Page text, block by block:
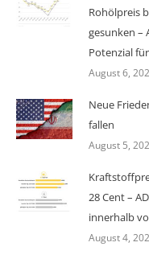
Rohölpreis
gesunken –
Potenzial
August 6,
Neue
fallen
August 5,
28 Cent –
innerhalb
August 4,